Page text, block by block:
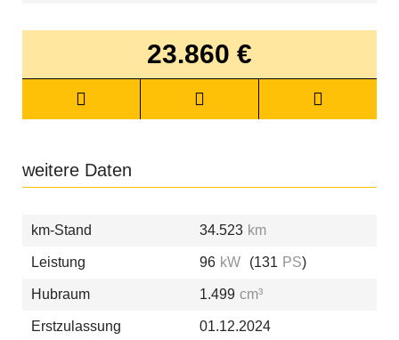
23.860 €
weitere Daten
km-Stand 34.523 km
Leistung 96 kW (131 PS)
Hubraum 1.499 cm³
Erstzulassung 01.12.2024